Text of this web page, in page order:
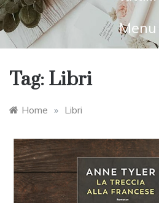
Menu
Tag: Libri
Home » Libri